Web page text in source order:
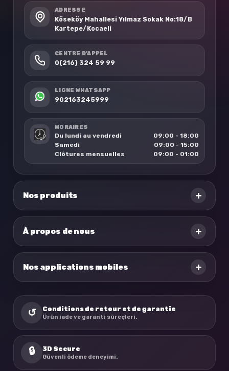
ADRESSE
Köseköy Mahallesi Yılmaz Sokak No:18/B
Kartepe/Kocaeli
CENTRE D’APPEL
0(216) 324 59 99
LIGNE WHATSAPP
902163245999
HORAIRES
Du lundi au vendredi
09:00 - 18:00
Samedi
09:00 - 15:00
Clôtures mensuelles
09:00 - 01:00
Nos produits +
À propos de nous +
Nos applications mobiles +
↺ Conditions de retour et de garantie
Ürün iade ve garanti süreçleri.
🔒 3D Secure
Güvenli ödeme deneyimi.